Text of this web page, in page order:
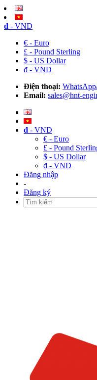
đ - VND
€ - Euro
£ - Pound Sterling
$ - US Dollar
đ - VND
Điện thoại:
Email: sales@hnt-
đ - VND
€ - Euro
£ - Pound
$ - US Dollar
đ - VND
Đăng nhập
-
Đăng ký